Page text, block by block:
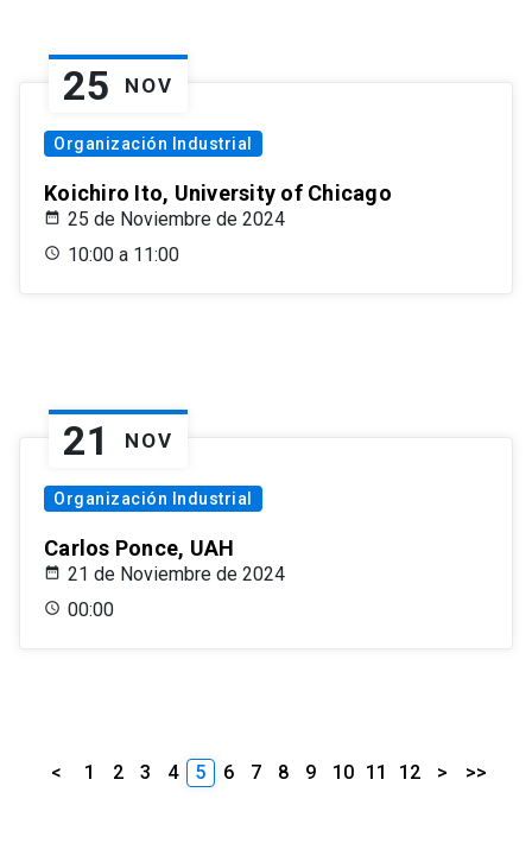
25 NOV
Organización Industrial
Koichiro Ito, University of Chicago
25 de Noviembre de 2024
10:00 a 11:00
21 NOV
Organización Industrial
Carlos Ponce, UAH
21 de Noviembre de 2024
00:00
< 1 2 3 4 5 6 7 8 9 10 11 12 > >>